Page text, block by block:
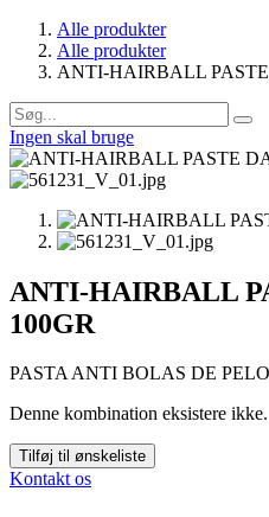
Alle produkter
Alle produkter
ANTI-HAIRBALL
Ingen skal bruge
ANTI-HAIRBALL
100GR
PASTA ANTI BOLAS DE
Denne kombination eksistere ikke.
Tilføj til ønskeliste
Kontakt os